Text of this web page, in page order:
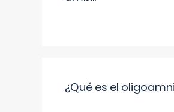
¿Qué es el